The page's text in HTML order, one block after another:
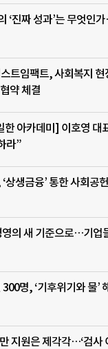
‘진짜 성과’는 무엇인
트임팩트, 사회복지 현
약 체결
한 아카데미] 이호영 대
라”
상생금융’ 통한 사회공
의 새 기준으로…기업
명, ‘기후위기와 물’
지원은 제각각…‘검사